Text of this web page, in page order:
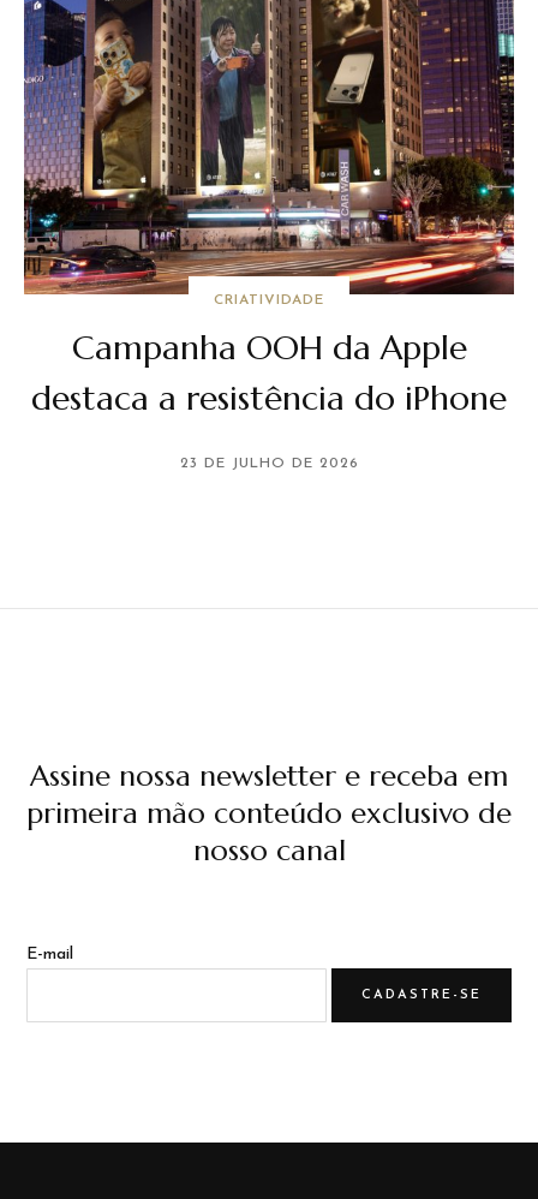
CRIATIVIDADE
Campanha OOH da Apple
destaca a resistência do iPhone
23 DE JULHO DE 2026
Assine nossa newsletter e receba em
primeira mão conteúdo exclusivo de
nosso canal
E-mail